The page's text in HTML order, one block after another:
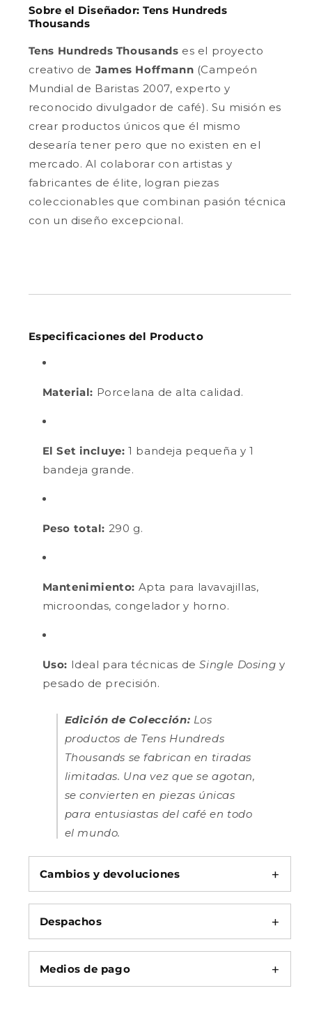
Sobre el Diseñador: Tens Hundreds
Thousands
Tens Hundreds Thousands es el proyecto
creativo de James Hoffmann (Campeón
Mundial de Baristas 2007, experto y
reconocido divulgador de café). Su misión es
crear productos únicos que él mismo
desearía tener pero que no existen en el
mercado. Al colaborar con artistas y
fabricantes de élite, logran piezas
coleccionables que combinan pasión técnica
con un diseño excepcional.
Especificaciones del Producto
Material: Porcelana de alta calidad.
El Set incluye: 1 bandeja pequeña y 1
bandeja grande.
Peso total: 290 g.
Mantenimiento: Apta para lavavajillas,
microondas, congelador y horno.
Uso: Ideal para técnicas deSingle Dosing y
pesado de precisión.
Edición de Colección: Los
productos de Tens Hundreds
Thousands se fabrican en tiradas
limitadas. Una vez que se agotan,
se convierten en piezas únicas
para entusiastas del café en todo
el mundo.
Cambios y devoluciones
Despachos
Medios de pago